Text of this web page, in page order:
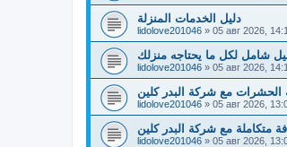
دليل الخدمات المنزلة
lidolove201046 » 05 авг 2026,
شامل لكل ما يحتاجه منزلك
lidolove201046 » 05 авг 2026,
مع شركة البدر كلين
lidolove201046 » 05 авг 2026,
متكاملة مع شركة البدر كلين
lidolove201046 » 05 авг 2026,